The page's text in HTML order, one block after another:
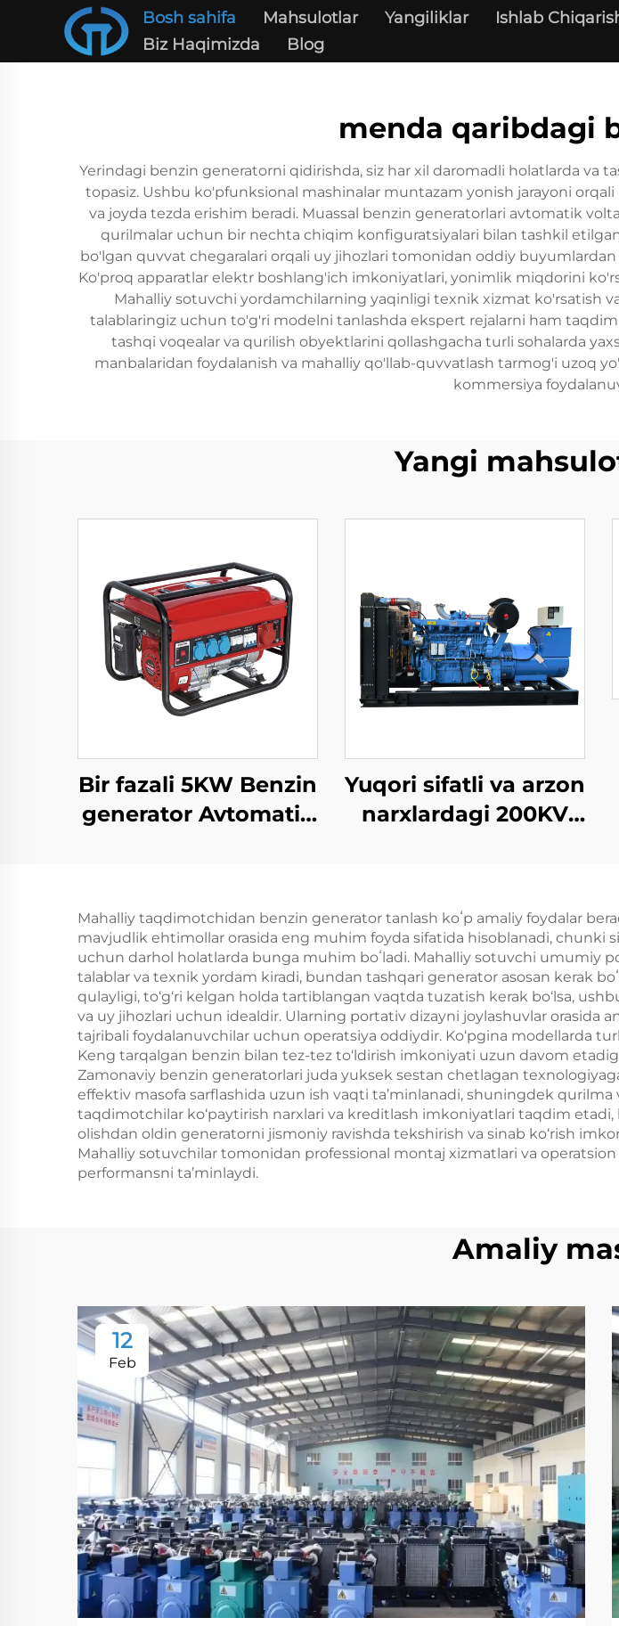
Bosh sahifa Mahsulotlar Yangiliklar Ishlab
Biz Haqimizda
Blog
menda qaribdagi
Yerindagi benzin generatorni qidirishda, siz har xil daromadli holatlarda
topasiz. Ushbu ko'pfunksional mashinalar muntazam yonish jarayoni
va joyda tezda erishim beradi. Muassal benzin generatorlari avtomatik
qurilmalar uchun bir nechta chiqim konfiguratsiyalari bilan tashkil
bo'lgan quvvat chegaralari orqali uy jihozlari tomonidan oddiy
Ko'proq apparatlar elektr boshlang'ich imkoniyatlari, yonimlik miqdorini
Mahalliy sotuvchi yordamchilarning yaqinligi texnik xizmat ko'rsatish
talablaringiz uchun to'g'ri modelni tanlashda ekspert rejalarni ham
tashqi voqealar va qurilish obyektlarini qollashgacha turli sohalarda
manbalaridan foydalanish va mahalliy qo'llab-quvvatlash tarmog'i uzoq
kommersiya
Yangi
Bir fazali 5KW Benzin
generator Avtomatik
Nominal Uy va tashqi
ishlatish uchun
Avtomatik chastota
50HZ/60HZ
Yuqori sifatli va arzon
narxlardagi 200KV
Mahalliy taqdimotchidan benzin generator tanlash koʻp amaliy foydalar
mavjudlik ehtimollar orasida eng muhim foyda sifatida hisoblanadi,
uchun darhol holatlarda bunga muhim boʻladi. Mahalliy sotuvchi umumiy
talablar va texnik yordam kiradi, bundan tashqari generator asosan kerak
qulayligi, to‘g‘ri kelgan holda tartiblangan vaqtda tuzatish kerak bo‘lsa,
va uy jihozlari uchun idealdir. Ularning portativ dizayni joylashuvlar orasida
tajribali foydalanuvchilar uchun operatsiya oddiydir. Ko‘pgina modellarda
Keng tarqalgan benzin bilan tez-tez to‘ldirish imkoniyati uzun davom
Zamonaviy benzin generatorlari juda yuksek sestan chetlagan
effektiv masofa sarflashida uzun ish vaqti ta’minlanadi, shuningdek qurilma
taqdimotchilar ko‘paytirish narxlari va kreditlash imkoniyatlari taqdim
olishdan oldin generatorni jismoniy ravishda tekshirish va sinab ko‘rish
Mahalliy sotuvchilar tomonidan professional montaj xizmatlari va
performansni ta’minlaydi.
Amaliy
12
Feb